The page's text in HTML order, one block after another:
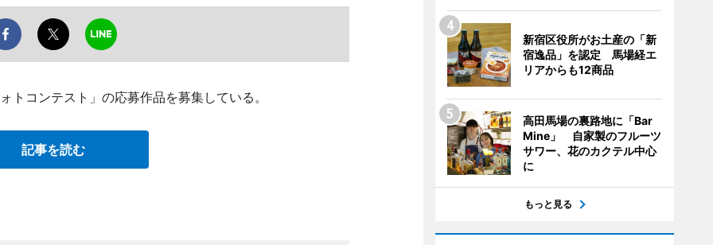
トコンテスト」の応募作品を募集している。
記事を読む
新宿区役所がお土産の「新
宿逸品」を認定 馬場経エ
リアからも12商品
高田馬場の裏路地に「Bar
Mine」 自家製のフルーツ
サワー、花のカクテル中心
に
もっと見る